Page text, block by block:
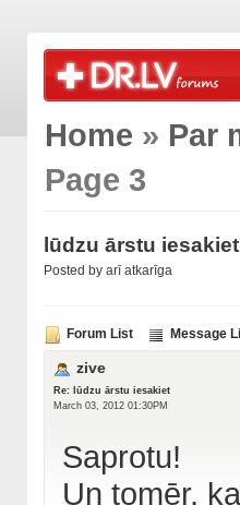
Home » Par
Page 3
lūdzu ārstu iesakiet
Posted by arī atkarīga
Forum List Message
zive
Re: lūdzu ārstu iesakiet
March 03, 2012 01:30PM
Saprotu!
Un tomēr,